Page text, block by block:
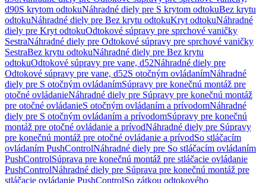
d90S krytom odtokuNáhradné diely pre S krytom odtokuBez krytu
odtokuNáhradné diely pre Bez krytu odtokuKryt odtokuNáhradné
diely pre Kryt odtokuOdtokové súpravy pre sprchové vaničky
SestraNáhradné diely pre Odtokové súpravy pre sprchové vaničky
SestraBez krytu odtokuNáhradné diely pre Bez krytu
odtokuOdtokové súpravy pre vane, d52Náhradné diely pre
Odtokové súpravy pre vane, d52S otočným ovládanímNáhradné
diely pre S otočným ovládanímSúpravy pre konečnú montáž pre
otočné ovládanieNáhradné diely pre Súpravy pre konečnú montáž
pre otočné ovládanieS otočným ovládaním a prívodomNáhradné
diely pre S otočným ovládaním a prívodomSúpravy pre konečnú
montáž pre otočné ovládanie a prívodNáhradné diely pre Súpravy
pre konečnú montáž pre otočné ovládanie a prívodSo stláčacím
ovládaním PushControlNáhradné diely pre So stláčacím ovládaním
PushControlSúprava pre konečnú montáž pre stláčacie ovládanie
PushControlNáhradné diely pre Súprava pre konečnú montáž pre
stláčacie ovládanie PushControlSo zátkou odtokového